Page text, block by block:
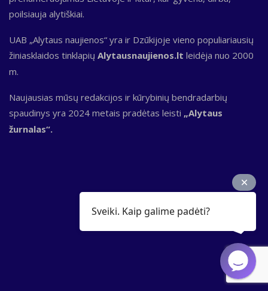
poilsiauja alytiškiai.
UAB „Alytaus naujienos“ yra ir Dzūkijoje vieno populiariausių
žiniasklaidos tinklapių Alytausnaujienos.lt leidėja nuo 2000
m.
Naujausias mūsų redakcijos ir kūrybinių bendradarbių
spaudinys yra 2024 metais pradėtas leisti „Alytaus
žurnalas“.
Sveiki. Kaip galime padėti?